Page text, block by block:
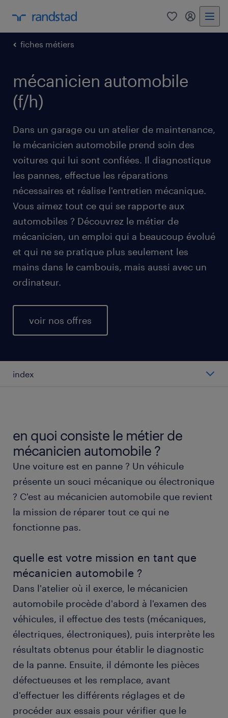
0 mon
fiches métiers
mécanicien automobile
(f/h)
Dans un garage ou un atelier de maintenance,
le mécanicien automobile prend soin des
voitures qui lui sont confiées. Il diagnostique
les pannes, effectue les réparations
nécessaires et réalise l'entretien mécanique.
Vous aimez tout ce qui se rapporte aux
automobiles ? Découvrez le métier de
mécanicien, un emploi qui a beaucoup évolué
et qui ne se pratique plus seulement les
mains dans le cambouis, mais aussi avec un
ordinateur.
voir nos offres
index
types de postes de mécanicien automobile
travailler en tant que mécanicien automobile
obtenir un poste de mécanicien automobile
avec randstad
FAQs
en quoi consiste le métier de
mécanicien automobile ?
Une voiture est en panne ? Un véhicule
présente un souci mécanique ou électronique
? C'est au mécanicien automobile que revient
la mission de réparer tout ce qui ne
fonctionne pas.
quelle est votre mission en tant que
mécanicien automobile ?
Dans l'atelier où il exerce, le mécanicien
automobile procède d'abord à l'examen des
véhicules, il effectue des tests (mécaniques,
électriques, électroniques), puis interprète les
résultats obtenus pour établir le diagnostic
de la panne. Ensuite, il démonte les pièces
défectueuses et les remplace, avant
d'effectuer les différents réglages et de
procéder aux essais pour vérifier que le